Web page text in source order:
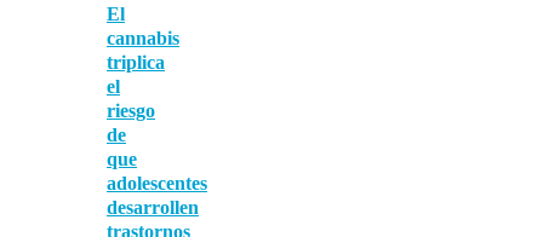
El
cannabis
triplica
el
riesgo
de
que
adolescentes
desarrollen
trastornos